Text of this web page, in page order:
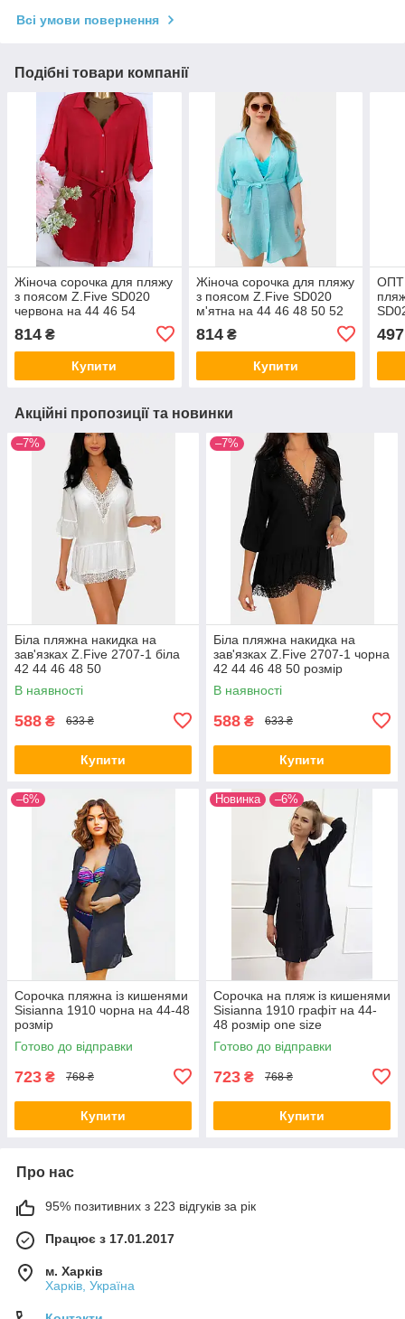
Всі умови повернення
Подібні товари компанії
Жіноча сорочка для пляжу
з поясом Z.Five SD020
червона на 44 46 54
814 ₴
Купити
Жіноча сорочка для пляжу
з поясом Z.Five SD020
м'ятна на 44 46 48 50 52
814₴
Купити
ОПТ
497
Акційні пропозиції та новинки
–7%
Біла пляжна накидка на
зав'язках Z.Five 2707-1 біла
42 44 46 48 50
В наявності
588 ₴ 633 ₴
Купити
–7%
Біла пляжна накидка на
зав'язках Z.Five 2707-1 чорна
42 44 46 48 50 розмір
В наявності
588 ₴ 633 ₴
Купити
–6%
Сорочка пляжна із кишенями
Sisianna 1910 чорна на 44-48
розмір
Готово до відправки
723 ₴ 768 ₴
Купити
Новинка –6%
Сорочка на пляж із кишенями
Sisianna 1910 графіт на 44-
48 розмір one size
Готово до відправки
723 ₴ 768 ₴
Купити
Про нас
95% позитивних з 223 відгуків за рік
Працює з 17.01.2017
м. Харків
Харків, Україна